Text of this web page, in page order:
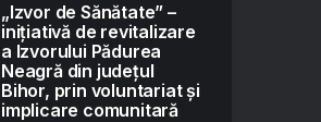
„Izvor de Sănătate” –
inițiativă de revitalizare
a Izvorului Pădurea
Neagră din județul
Bihor, prin voluntariat și
implicare comunitară